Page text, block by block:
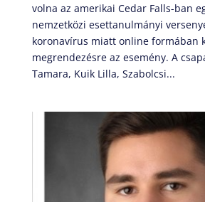
volna az amerikai Cedar Falls-ban
nemzetközi esettanulmányi
koronavírus miatt online formában
megrendezésre az esemény. A
Tamara, Kuik Lilla, Szabolcsi...